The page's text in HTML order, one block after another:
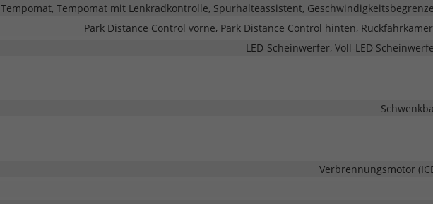
Tempomat, Tempomat mit Lenkradkontrolle, Spurhalteassistent,
Park Distance Control vorne, Park Distance Control hinten,
LED-Scheinwerfer, Voll-LED
Verbrennungsmotor